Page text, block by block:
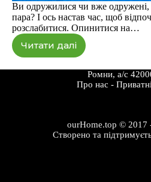
Ви одружилися чи вже
пара? І ось настав час, щоб
розслабитися. Опинитися на…
Читати далі
Найкращі
місць
Ромни, а/с
Про наc -
ourHome.top © 2017
Створено та